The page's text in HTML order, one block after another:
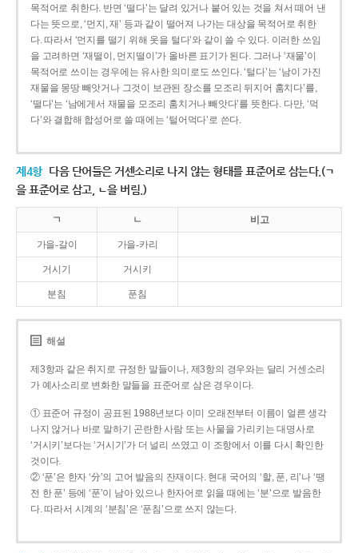
목적어로 취한다. 반면 ‘떨다’는 달려 있거나 붙어 있는 것을 쳐서 떼어 낸
다는 뜻으로, ‘먼지, 재’ 등과 같이 떨어져 나가는 대상을 목적어로 취한
다. 따라서 ‘먼지를 떨기 위해 옷을 털다’와 같이 쓸 수 있다. 이러한 쓰임
을 고려하면 ‘재떨이, 먼지떨이’가 올바른 표기가 된다. 그러나 ‘재물’이
목적어로 쓰이는 경우에는 유사한 의미로도 쓰인다. ‘털다’는 ‘남이 가진
재물을 몽땅 빼앗거나 그것이 보관된 장소를 모조리 뒤지어 훔치다’를,
‘떨다’는 ‘남에게서 재물을 모조리 훔치거나 빼앗다’를 뜻한다. 다만, ‘먹
다’와 결합해 합성어로 쓸 때에는 ‘털어먹다’로 쓴다.
제4항 다음 단어들은 거센소리로 나지 않는 형태를 표준어로 삼는다.(ㄱ
을 표준어로 삼고, ㄴ을 버림.)
ㄱ ㄴ 비고
가을-갈이 가을-카리
거시기 거시키
분침 푼침
해설
제3항과 같은 취지로 규정한 말들이나, 제3항의 경우와는 달리 거센소리
가 예사소리로 변화한 말들을 표준어로 삼은 경우이다.
① 표준어 규정이 공표된 1988년보다 이미 오래전부터 이름이 얼른 생각
나지 않거나 바로 말하기 곤란한 사람 또는 사물을 가리키는 대명사로
‘거시키’보다는 ‘거시기’가 더 널리 쓰였고 이 조항에서 이를 다시 확인한
것이다.
② ‘푼’은 한자 ‘分’의 고어 발음의 잔재이다. 현대 국어의 ‘할, 푼, 리’나 ‘땡
전 한 푼’ 등에 ‘푼’이 남아 있으나 한자어로 읽을 때에는 ‘분’으로 발음한
다. 따라서 시계의 ‘분침’은 ‘푼침’으로 쓰지 않는다.